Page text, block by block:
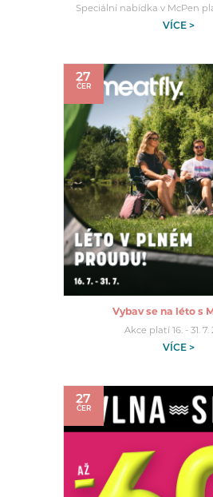
Speciální nabídka v McPen
VÍCE >
27
ČER
Vybav se na léto s
Akce platí 16. - 31. 7.
VÍCE >
27
ČER